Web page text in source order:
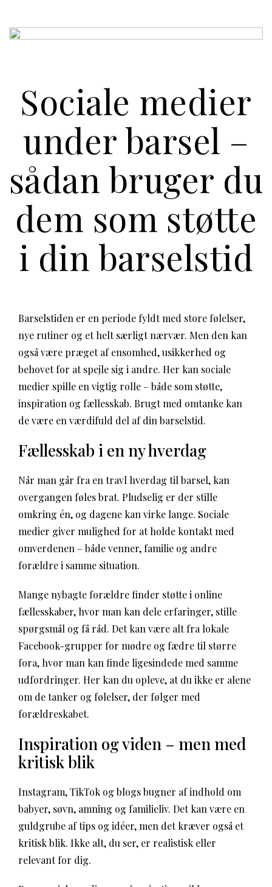
Sociale medier
under barsel –
sådan bruger du
dem som støtte
i din barselstid
Barselstiden er en periode fyldt med store følelser,
nye rutiner og et helt særligt nærvær. Men den kan
også være præget af ensomhed, usikkerhed og
behovet for at spejle sig i andre. Her kan sociale
medier spille en vigtig rolle – både som støtte,
inspiration og fællesskab. Brugt med omtanke kan
de være en værdifuld del af din barselstid.
Fællesskab i en ny hverdag
Når man går fra en travl hverdag til barsel, kan
overgangen føles brat. Pludselig er der stille
omkring én, og dagene kan virke lange. Sociale
medier giver mulighed for at holde kontakt med
omverdenen – både venner, familie og andre
forældre i samme situation.
Mange nybagte forældre finder støtte i online
fællesskaber, hvor man kan dele erfaringer, stille
spørgsmål og få råd. Det kan være alt fra lokale
Facebook-grupper for mødre og fædre til større
fora, hvor man kan finde ligesindede med samme
udfordringer. Her kan du opleve, at du ikke er alene
om de tanker og følelser, der følger med
forældreskabet.
Inspiration og viden – men med
kritisk blik
Instagram, TikTok og blogs bugner af indhold om
babyer, søvn, amning og familieliv. Det kan være en
guldgrube af tips og idéer, men det kræver også et
kritisk blik. Ikke alt, du ser, er realistisk eller
relevant for dig.